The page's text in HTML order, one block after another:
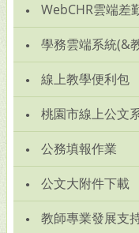
WebCHR雲端差
學務雲端系統(&
線上教學便利包
桃園市線上公文
公務填報作業
公文大附件下載
教師專業發展支